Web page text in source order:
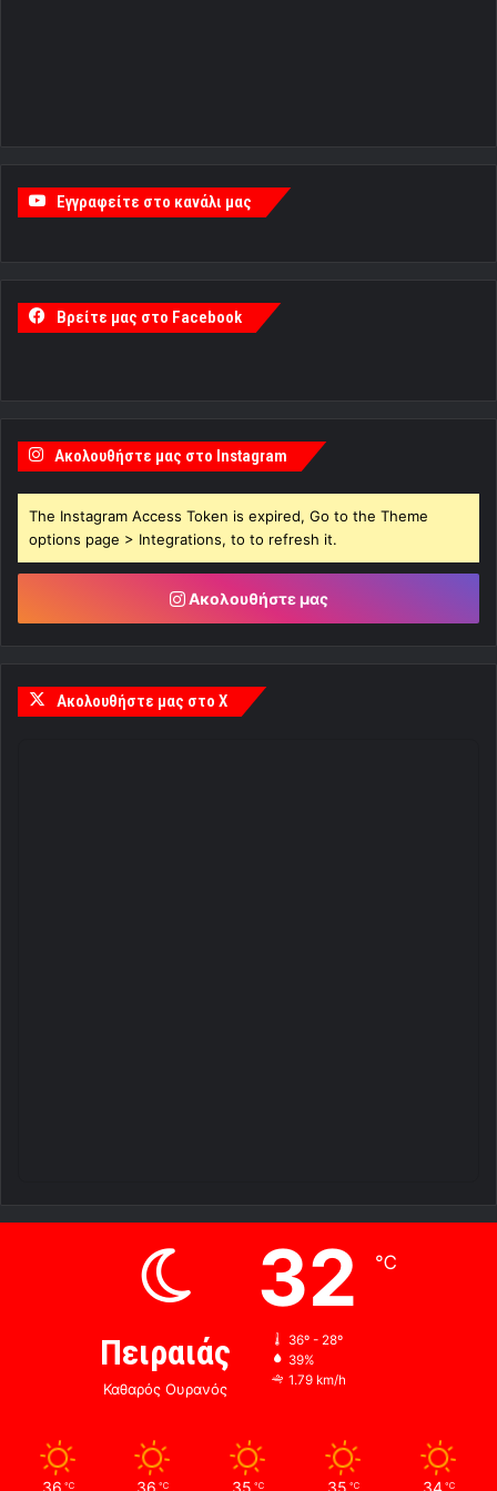
Εγγραφείτε στο κανάλι μας
Βρείτε μας στο Facebook
Ακολουθήστε μας στο Instagram
The Instagram Access Token is expired, Go to the Theme
options page > Integrations, to to refresh it.
Ακολουθήστε μας
Ακολουθήστε μας στο X
Πειραιάς
Καθαρός Ουρανός
32 ℃
36º - 28º
39%
1.79 km/h
36 ℃ 36 ℃ 35 ℃ 35 ℃ 34 ℃